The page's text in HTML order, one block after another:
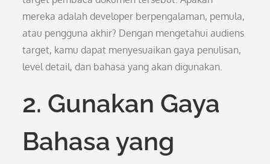
mereka adalah developer berpengalaman, pemula,
atau pengguna akhir? Dengan mengetahui audiens
target, kamu dapat menyesuaikan gaya penulisan,
level detail, dan bahasa yang akan digunakan.
2. Gunakan Gaya
Bahasa yang